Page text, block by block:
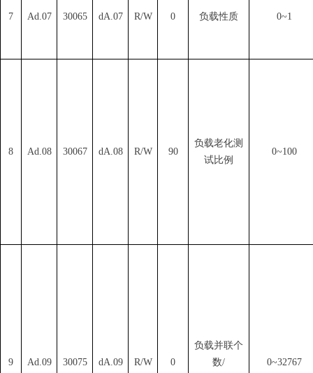
7 Ad.07 30065 dA.07 R/W 0 负载性质 0~1
8 Ad.08 30067 dA.08 R/W 90
负载老化测
试比例
0~100
9 Ad.09 30075 dA.09 R/W 0
负载并联个
数/
0~32767